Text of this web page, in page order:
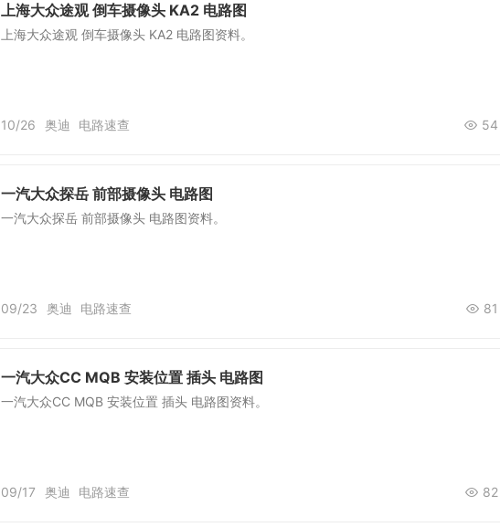
上海大众途观 倒车摄像头 KA2 电路图
上海大众途观 倒车摄像头 KA2 电路图资料。
10/26 54
奥迪 电路速查
一汽大众探岳 前部摄像头 电路图
一汽大众探岳 前部摄像头 电路图资料。
09/23 81
奥迪 电路速查
一汽大众CC MQB 安装位置 插头 电路图
一汽大众CC MQB 安装位置 插头 电路图资料。
09/17 82
奥迪 电路速查